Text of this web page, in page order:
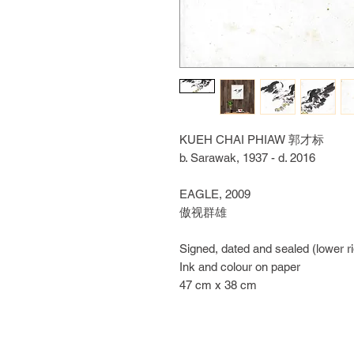
KUEH CHAI PHIAW 郭才标
b. Sarawak, 1937 - d. 2016
EAGLE, 2009
傲视群雄
Signed, dated and sealed (lower
Ink and colour on paper
47 cm x 38 cm